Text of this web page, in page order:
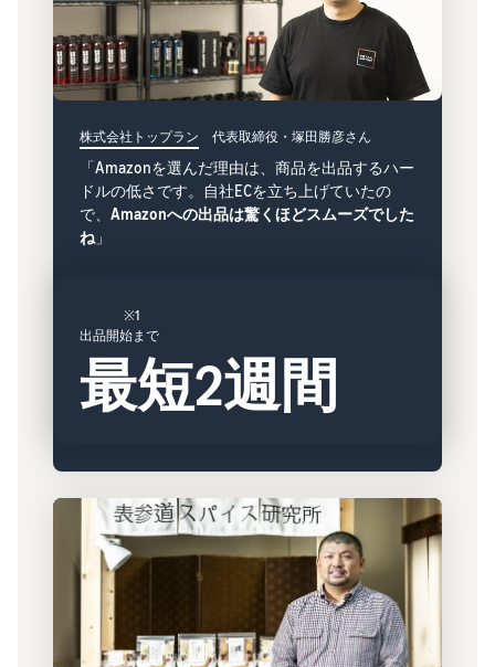
Amazon
出品ブ
ログ
Amazon出
公式が提供
するネット
販売・
Amazon出
品お役立ち
情報（ブロ
一覧でご紹
介します。
株式会社トップラン 代表取締役・塚田勝彦さん
「Amazonを選んだ理由は、商品を出品するハー
ドルの低さです。自社ECを立ち上げていたの
で、 Amazonへの出品は驚くほどスムーズでした
ね 」
※1
出品開始まで
最短2週間